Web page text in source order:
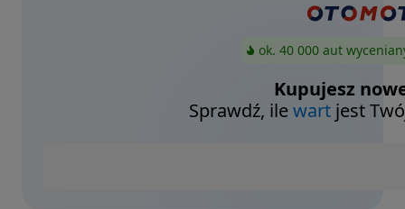
ok. 40 000 aut
Kupujesz
Sprawdź, ilewart jest